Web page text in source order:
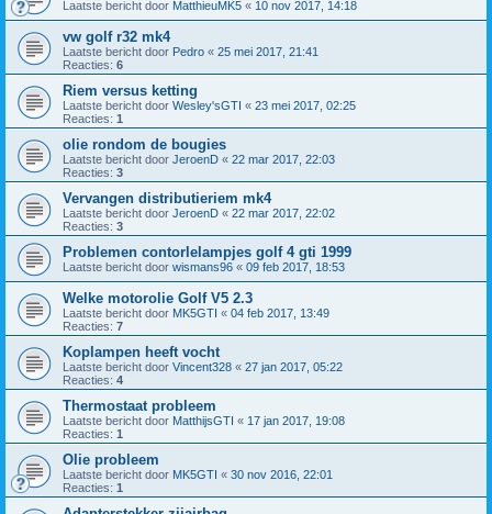
Laatste bericht door MatthieuMK5 « 10 nov 2017, 14:18
vw golf r32 mk4
Laatste bericht door Pedro « 25 mei 2017, 21:41
Reacties: 6
Riem versus ketting
Laatste bericht door Wesley'sGTI « 23 mei 2017, 02:25
Reacties: 1
olie rondom de bougies
Laatste bericht door JeroenD « 22 mar 2017, 22:03
Reacties: 3
Vervangen distributieriem mk4
Laatste bericht door JeroenD « 22 mar 2017, 22:02
Reacties: 3
Problemen contorlelampjes golf 4 gti 1999
Laatste bericht door wismans96 « 09 feb 2017, 18:53
Welke motorolie Golf V5 2.3
Laatste bericht door MK5GTI « 04 feb 2017, 13:49
Reacties: 7
Koplampen heeft vocht
Laatste bericht door Vincent328 « 27 jan 2017, 05:22
Reacties: 4
Thermostaat probleem
Laatste bericht door MatthijsGTI « 17 jan 2017, 19:08
Reacties: 1
Olie probleem
Laatste bericht door MK5GTI « 30 nov 2016, 22:01
Reacties: 1